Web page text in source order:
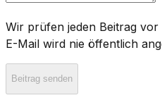
Wir prüfen jeden Beitrag
E-Mail wird nie öffentlich
Beitrag senden